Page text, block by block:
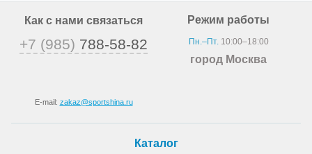
Как с нами связаться
+7 (985) 788-58-82
E-mail: zakaz@sportshina.ru
Режим работы
Пн.–Пт.10:00–18:00
город Москва
Каталог